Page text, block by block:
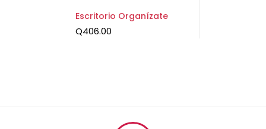
Escritorio Organízate
Q406.00